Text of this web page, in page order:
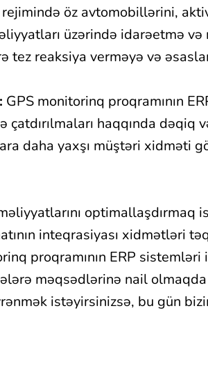
öz avtomobillərini,
üzərində idarəetmə
reaksiya verməyə və
GPS monitorinq proqramının
haqqında dəqiq
daha yaxşı müştəri xidməti
optimallaşdırmaq
inteqrasiyası xidmətləri
proqramının ERP
məqsədlərinə nail
istəyirsinizsə, bu gün